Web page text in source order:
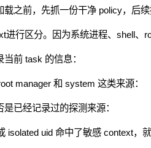
载之前，先抓一份干净 policy，后
进行区分。因为系统进程、shell、
前 task 的信息：
manager 和 system 这类来源：
已经记录过的探测来源：
isolated uid 命中了敏感 context，